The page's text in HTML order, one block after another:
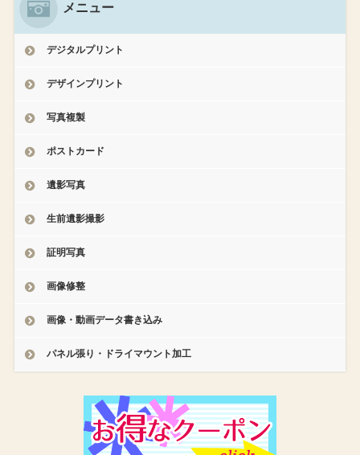
メニュー
デジタルプリント
デザインプリント
写真複製
ポストカード
遺影写真
生前遺影撮影
証明写真
画像修整
画像・動画データ書き込み
パネル張り・ドライマウント加工